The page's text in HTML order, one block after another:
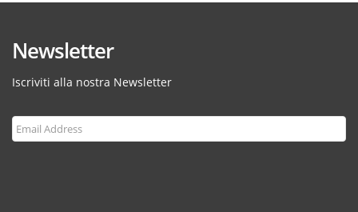
Newsletter
Iscriviti alla nostra Newsletter